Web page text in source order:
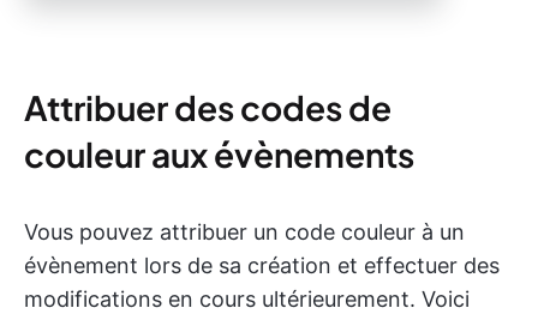
Attribuer des codes de
couleur aux évènements
Vous pouvez attribuer un code couleur à un
évènement lors de sa création et effectuer des
modifications en cours ultérieurement. Voici